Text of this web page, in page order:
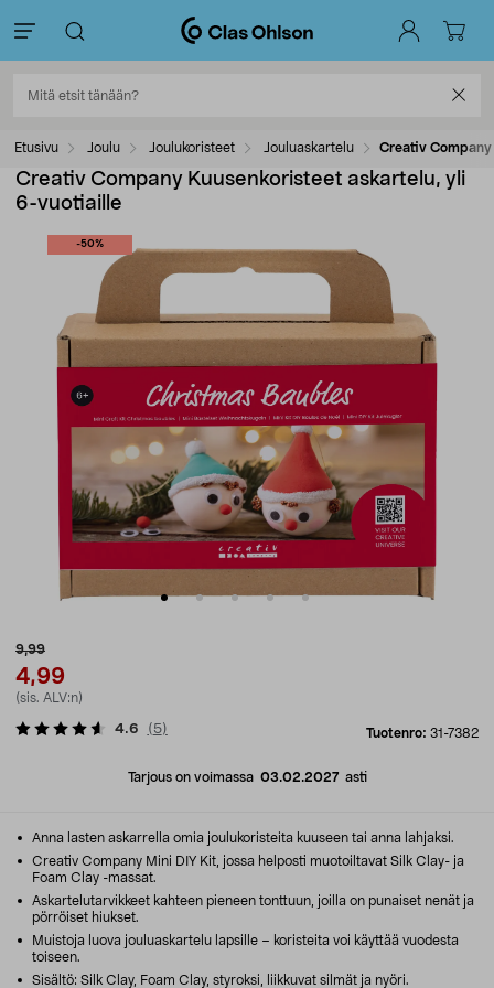
Etusivu Joulu Joulukoristeet Jouluaskartelu Creativ
Creativ Company Kuusenkoristeet askartelu, yli
6-vuotiaille
-50%
9,99
4,99
(sis. ALV:n)
Tuotenro: 31-7382
4.6 ( 5)
Tarjous on voimassa 03.02.2027asti
Anna lasten askarrella omia joulukoristeita kuuseen tai anna lahjaksi.
Creativ Company Mini DIY Kit, jossa helposti muotoiltavat Silk Clay- ja
Foam Clay -massat.
Askartelutarvikkeet kahteen pieneen tonttuun, joilla on punaiset nenät ja
pörröiset hiukset.
Muistoja luova jouluaskartelu lapsille – koristeita voi käyttää vuodesta
toiseen.
Sisältö: Silk Clay, Foam Clay, styroksi, liikkuvat silmät ja nyöri.